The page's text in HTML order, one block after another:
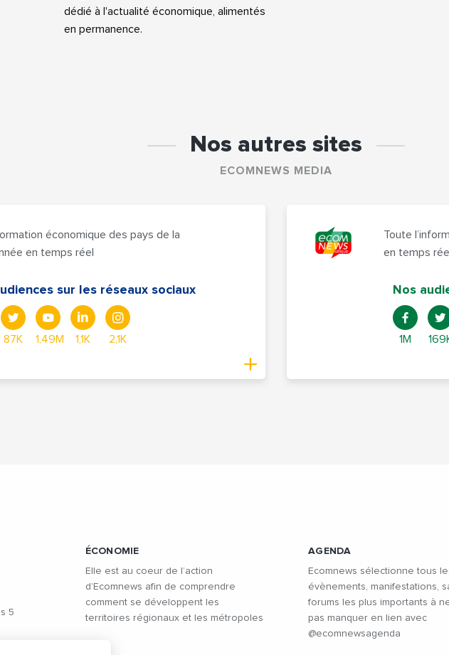
dédié à l'actualité économique, alimentés
en permanence.
Nos autres sites
ECOMNEWS MEDIA
économique des pays de la
en temps réel
sur les réseaux sociaux
87K 1,49M 1,1K 2,1K
Toute
en temps réel
Nos
1M
5
ÉCONOMIE
Elle est au coeur de l’action
d’Ecomnews afin de comprendre
comment se développent les
territoires régionaux et les métropoles
AGENDA
Ecomnews sélectionne tous
évènements, manifestations,
forums les plus importants à
pas manquer en lien avec
@ecomnewsagenda